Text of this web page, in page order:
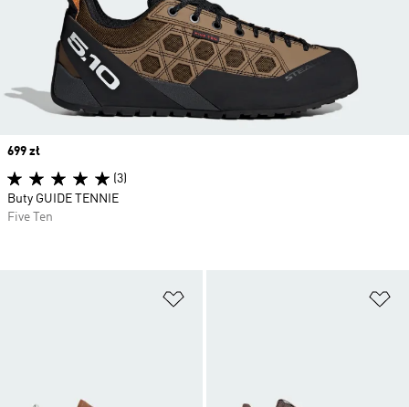
Price
699 zł
(3)
Buty GUIDE TENNIE
Five Ten